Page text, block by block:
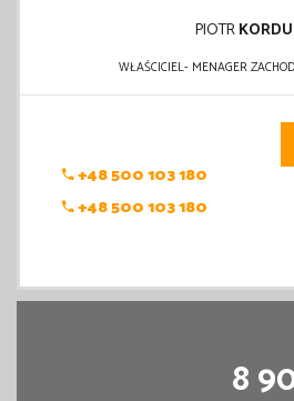
PIOTR
WŁAŚCICIEL- MENAGER
+48 500 103 180
+48 500 103 180
8